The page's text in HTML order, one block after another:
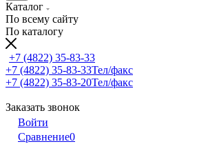
Каталог
По всему сайту
По каталогу
+7 (4822) 35-83-33
+7 (4822) 35-83-33Тел/факс
+7 (4822) 35-83-20Тел/факс
Заказать звонок
Войти
Сравнение0